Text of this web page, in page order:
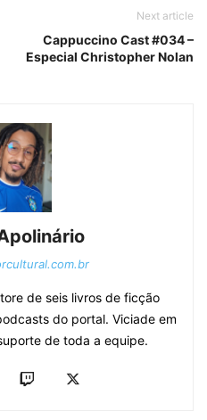
Next article
Cappuccino Cast #034 –
Especial Christopher Nolan
de seis livros de ficção
do portal. Viciade em
de toda a equipe.